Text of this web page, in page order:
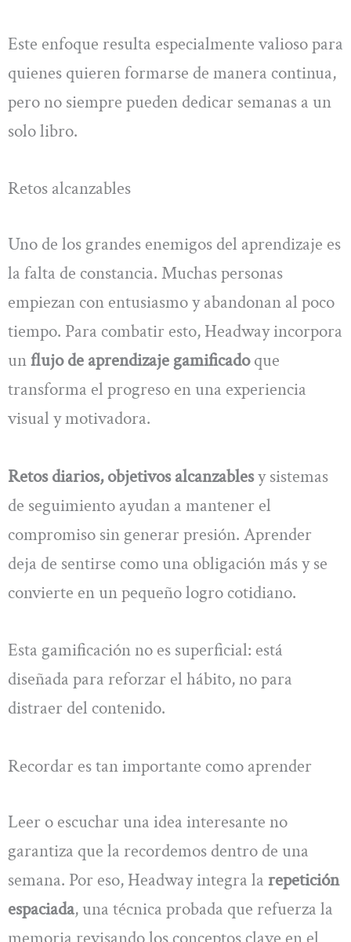
Este enfoque resulta especialmente valioso para
quienes quieren formarse de manera continua,
pero no siempre pueden dedicar semanas a un
solo libro.
Retos alcanzables
Uno de los grandes enemigos del aprendizaje es
la falta de constancia. Muchas personas
empiezan con entusiasmo y abandonan al poco
tiempo. Para combatir esto, Headway incorpora
unflujo de aprendizaje gamificadoque
transforma el progreso en una experiencia
visual y motivadora.
Retos diarios, objetivos alcanzablesy sistemas
de seguimiento ayudan a mantener el
compromiso sin generar presión. Aprender
deja de sentirse como una obligación más y se
convierte en un pequeño logro cotidiano.
Esta gamificación no es superficial: está
diseñada para reforzar el hábito, no para
distraer del contenido.
Recordar es tan importante como aprender
Leer o escuchar una idea interesante no
garantiza que la recordemos dentro de una
semana. Por eso, Headway integra la repetición
espaciada, una técnica probada que refuerza la